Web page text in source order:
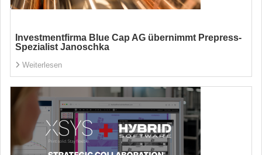
Investmentfirma Blue Cap AG übernimmt Prepress-
Spezialist Janoschka
Weiterlesen